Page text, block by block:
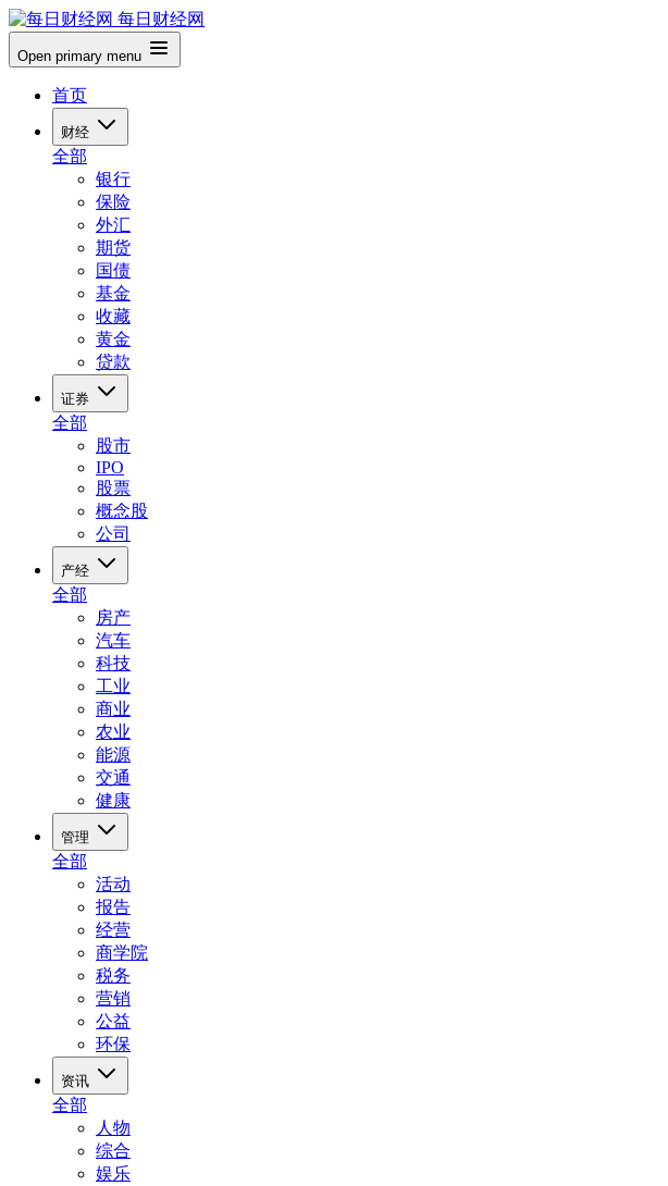
每日财经网
Open primary menu
首页
财经
全部
银行
保险
外汇
期货
国债
基金
收藏
黄金
贷款
证券
全部
股市
IPO
股票
概念股
公司
产经
全部
房产
汽车
科技
工业
商业
农业
能源
交通
健康
管理
全部
活动
报告
经营
商学院
税务
营销
公益
环保
资讯
全部
人物
综合
娱乐